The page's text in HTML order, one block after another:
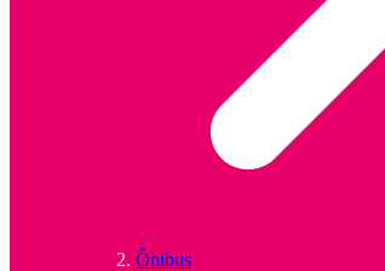
Ônibus